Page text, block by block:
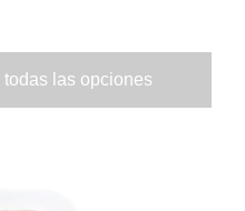
las opciones